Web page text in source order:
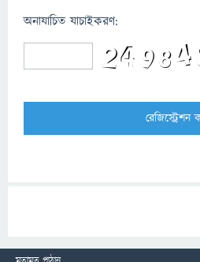
অনাযাচিত যাচাইকরণ: